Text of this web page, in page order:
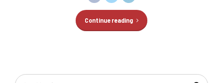
Continue reading